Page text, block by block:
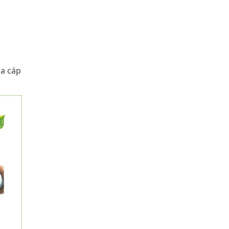
cáp